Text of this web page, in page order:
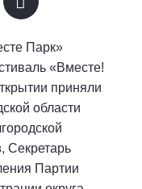
Парк»
«Вместе!
приняли
области
, Секретарь
Партии